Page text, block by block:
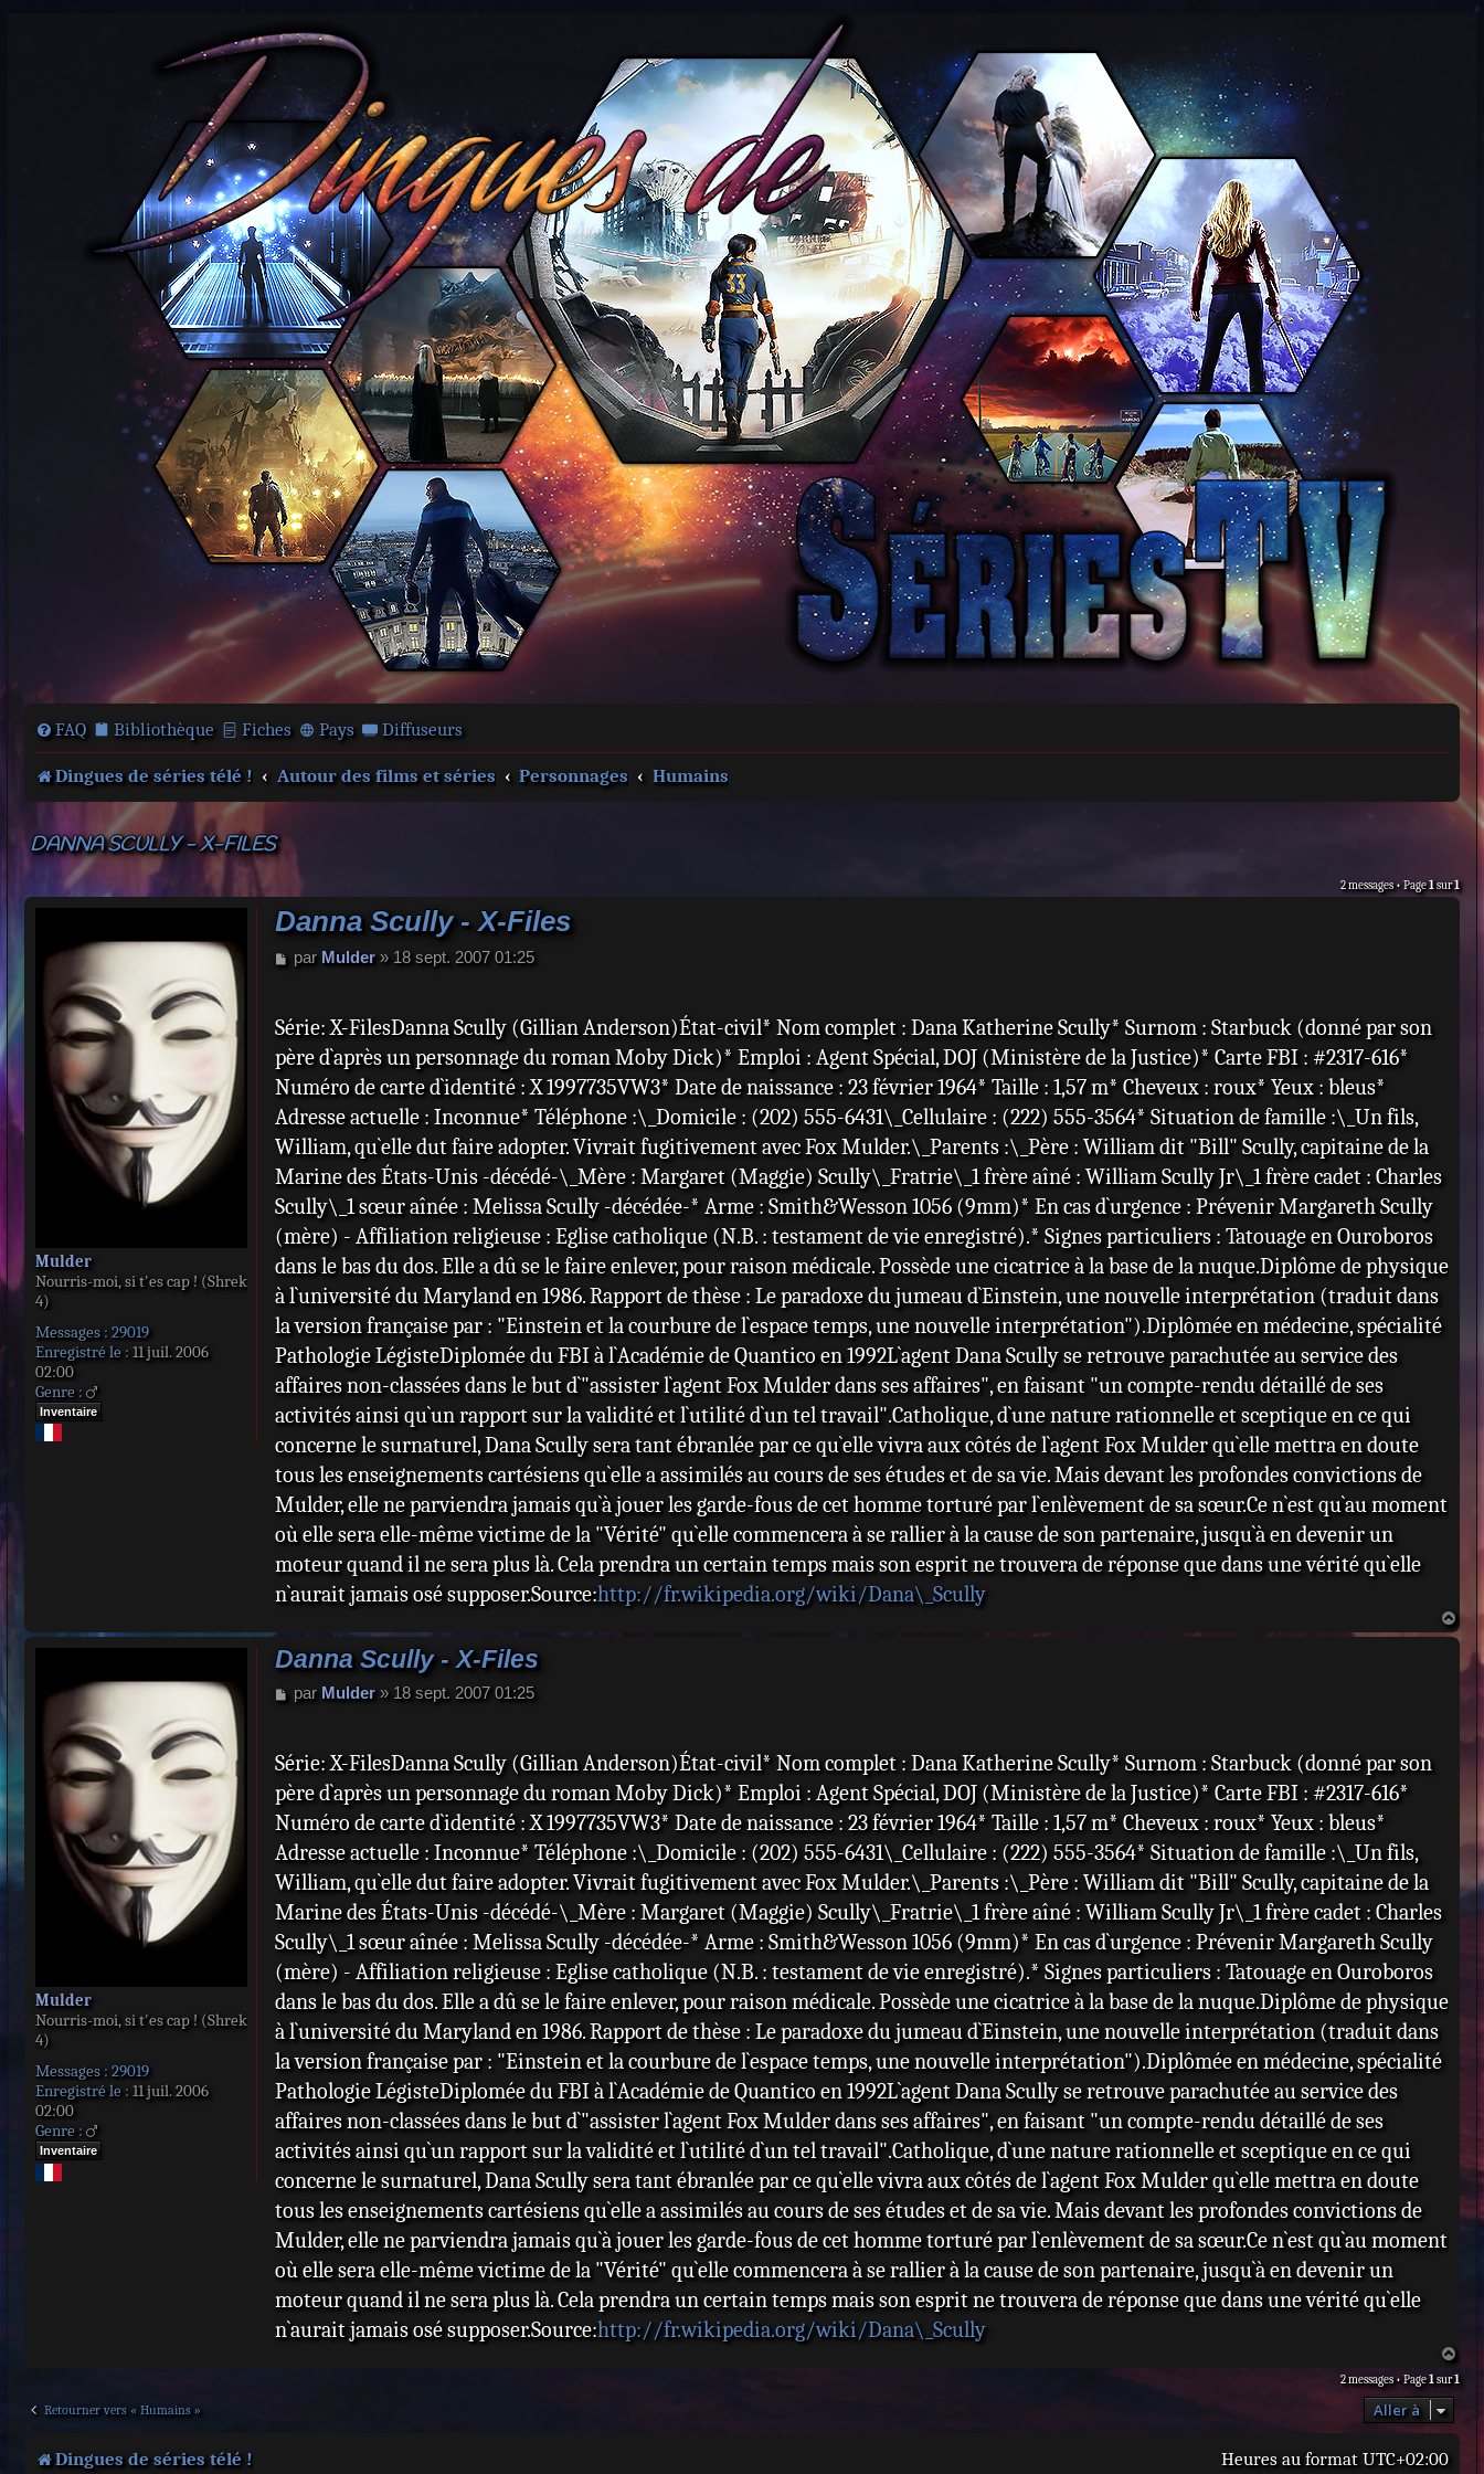
FAQ Bibliothèque Fiches Pays Diffuseurs
Dingues de séries télé ! Autour des films et séries Personnages Humains
DANNA SCULLY - X-FILES
2 messages • Page1sur1
Mulder
Nourris-moi, si t'es cap ! (Shrek
4)
Messages : 29019
Enregistré le : 11 juil. 2006
02:00
Genre :
Inventaire
Danna Scully - X-Files
M
s
a
g
e
par Mulder» 18 sept. 2007 01:25
Série: X-FilesDanna Scully (Gillian Anderson)État-civil* Nom complet : Dana Katherine Scully* Surnom : Starbuck (donné par son
père d`après un personnage du roman Moby Dick)* Emploi : Agent Spécial, DOJ (Ministère de la Justice)* Carte FBI : #2317-616*
Numéro de carte d`identité : X 1997735VW3* Date de naissance : 23 février 1964* Taille : 1,57 m* Cheveux : roux* Yeux : bleus*
Adresse actuelle : Inconnue* Téléphone :\_Domicile : (202) 555-6431\_Cellulaire : (222) 555-3564* Situation de famille :\_Un fils,
William, qu`elle dut faire adopter. Vivrait fugitivement avec Fox Mulder.\_Parents :\_Père : William dit "Bill" Scully, capitaine de la
Marine des États-Unis -décédé-\_Mère : Margaret (Maggie) Scully\_Fratrie\_1 frère aîné : William Scully Jr\_1 frère cadet : Charles
Scully\_1 sœur aînée : Melissa Scully -décédée-* Arme : Smith&Wesson 1056 (9mm)* En cas d`urgence : Prévenir Margareth Scully
(mère) - Affiliation religieuse : Eglise catholique (N.B. : testament de vie enregistré).* Signes particuliers : Tatouage en Ouroboros
dans le bas du dos. Elle a dû se le faire enlever, pour raison médicale. Possède une cicatrice à la base de la nuque.Diplôme de physique
à l`université du Maryland en 1986. Rapport de thèse : Le paradoxe du jumeau d`Einstein, une nouvelle interprétation (traduit dans
la version française par : "Einstein et la courbure de l`espace temps, une nouvelle interprétation").Diplômée en médecine, spécialité
Pathologie LégisteDiplomée du FBI à l`Académie de Quantico en 1992L`agent Dana Scully se retrouve parachutée au service des
affaires non-classées dans le but d`"assister l`agent Fox Mulder dans ses affaires", en faisant "un compte-rendu détaillé de ses
activités ainsi qu`un rapport sur la validité et l`utilité d`un tel travail".Catholique, d`une nature rationnelle et sceptique en ce qui
concerne le surnaturel, Dana Scully sera tant ébranlée par ce qu`elle vivra aux côtés de l`agent Fox Mulder qu`elle mettra en doute
tous les enseignements cartésiens qu`elle a assimilés au cours de ses études et de sa vie. Mais devant les profondes convictions de
Mulder, elle ne parviendra jamais qu`à jouer les garde-fous de cet homme torturé par l`enlèvement de sa sœur.Ce n`est qu`au moment
où elle sera elle-même victime de la "Vérité" qu`elle commencera à se rallier à la cause de son partenaire, jusqu`à en devenir un
moteur quand il ne sera plus là. Cela prendra un certain temps mais son esprit ne trouvera de réponse que dans une vérité qu`elle
n`aurait jamais osé supposer.Source:http://fr.wikipedia.org/wiki/Dana\_Scully
H
a
u
Mulder
Nourris-moi, si t'es cap ! (Shrek
4)
Messages : 29019
Enregistré le : 11 juil. 2006
02:00
Genre :
Inventaire
Danna Scully - X-Files
M
s
a
g
e
par Mulder» 18 sept. 2007 01:25
Série: X-FilesDanna Scully (Gillian Anderson)État-civil* Nom complet : Dana Katherine Scully* Surnom : Starbuck (donné par son
père d`après un personnage du roman Moby Dick)* Emploi : Agent Spécial, DOJ (Ministère de la Justice)* Carte FBI : #2317-616*
Numéro de carte d`identité : X 1997735VW3* Date de naissance : 23 février 1964* Taille : 1,57 m* Cheveux : roux* Yeux : bleus*
Adresse actuelle : Inconnue* Téléphone :\_Domicile : (202) 555-6431\_Cellulaire : (222) 555-3564* Situation de famille :\_Un fils,
William, qu`elle dut faire adopter. Vivrait fugitivement avec Fox Mulder.\_Parents :\_Père : William dit "Bill" Scully, capitaine de la
Marine des États-Unis -décédé-\_Mère : Margaret (Maggie) Scully\_Fratrie\_1 frère aîné : William Scully Jr\_1 frère cadet : Charles
Scully\_1 sœur aînée : Melissa Scully -décédée-* Arme : Smith&Wesson 1056 (9mm)* En cas d`urgence : Prévenir Margareth Scully
(mère) - Affiliation religieuse : Eglise catholique (N.B. : testament de vie enregistré).* Signes particuliers : Tatouage en Ouroboros
dans le bas du dos. Elle a dû se le faire enlever, pour raison médicale. Possède une cicatrice à la base de la nuque.Diplôme de physique
à l`université du Maryland en 1986. Rapport de thèse : Le paradoxe du jumeau d`Einstein, une nouvelle interprétation (traduit dans
la version française par : "Einstein et la courbure de l`espace temps, une nouvelle interprétation").Diplômée en médecine, spécialité
Pathologie LégisteDiplomée du FBI à l`Académie de Quantico en 1992L`agent Dana Scully se retrouve parachutée au service des
affaires non-classées dans le but d`"assister l`agent Fox Mulder dans ses affaires", en faisant "un compte-rendu détaillé de ses
activités ainsi qu`un rapport sur la validité et l`utilité d`un tel travail".Catholique, d`une nature rationnelle et sceptique en ce qui
concerne le surnaturel, Dana Scully sera tant ébranlée par ce qu`elle vivra aux côtés de l`agent Fox Mulder qu`elle mettra en doute
tous les enseignements cartésiens qu`elle a assimilés au cours de ses études et de sa vie. Mais devant les profondes convictions de
Mulder, elle ne parviendra jamais qu`à jouer les garde-fous de cet homme torturé par l`enlèvement de sa sœur.Ce n`est qu`au moment
où elle sera elle-même victime de la "Vérité" qu`elle commencera à se rallier à la cause de son partenaire, jusqu`à en devenir un
moteur quand il ne sera plus là. Cela prendra un certain temps mais son esprit ne trouvera de réponse que dans une vérité qu`elle
n`aurait jamais osé supposer.Source:http://fr.wikipedia.org/wiki/Dana\_Scully
u
2 messages • Page1sur1
Retourner vers « Humains » Aller à
Dingues de séries télé ! Heures au format UTC+02:00